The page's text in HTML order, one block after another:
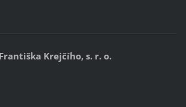
Krejčího, s. r. o.